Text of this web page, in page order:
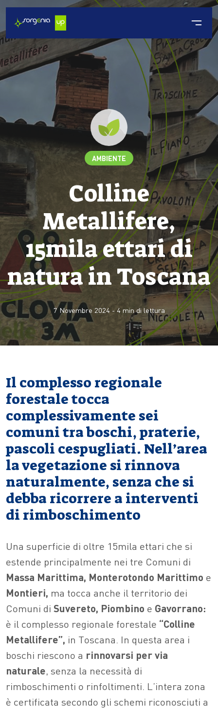
AMBIENTE
Colline
Metallifere,
15mila ettari di
natura in Toscana
7 Novembre 2024- 4min di lettura
Il complesso regionale
forestale tocca
complessivamente sei
comuni tra boschi, praterie,
pascoli cespugliati. Nell’area
la vegetazione si rinnova
naturalmente, senza che si
debba ricorrere a interventi
di rimboschimento
Una superficie di oltre 15mila ettari che si
estende principalmente nei tre Comuni di
Massa Marittima, Monterotondo Marittimo e
Montieri, ma tocca anche il territorio dei
Comuni di Suvereto, Piombino e Gavorrano:
è il complesso regionale forestale “Colline
Metallifere”, in Toscana. In questa area i
boschi riescono a rinnovarsi per via
naturale, senza la necessità di
rimboschimenti o rinfoltimenti. L’intera zona
è certificata secondo gli schemi riconosciuti a